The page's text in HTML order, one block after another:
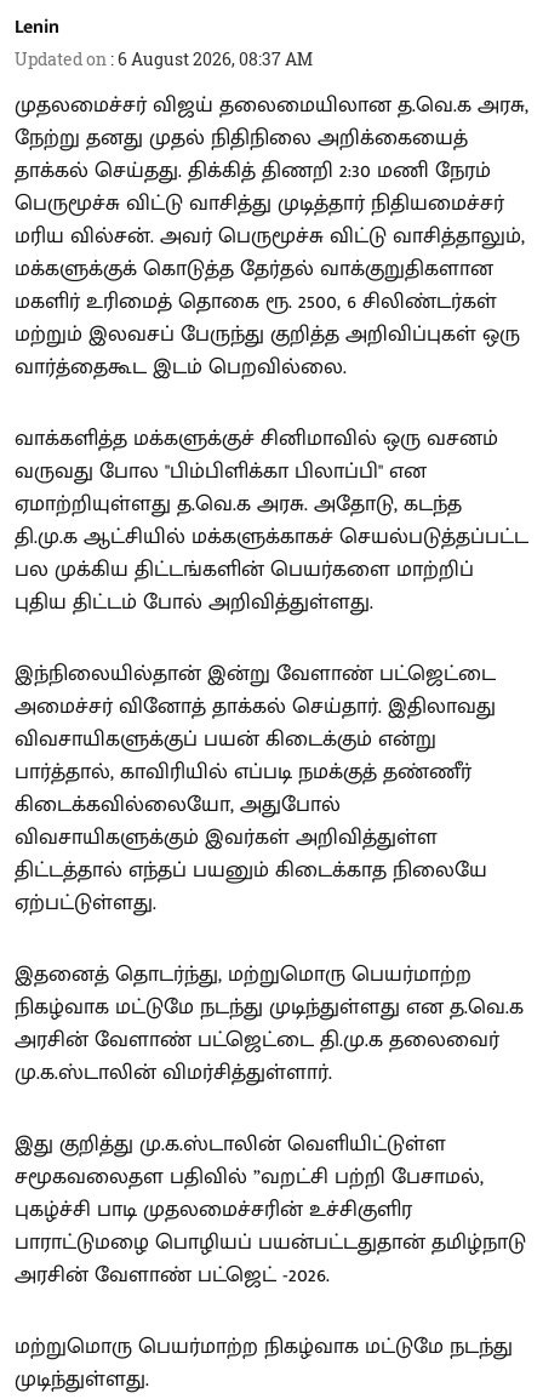
Lenin
Updated on :6 August 2026, 08:37 AM
முதலமைச்சர் விஜய் தலைமையிலான த.வெ.க அரசு,
நேற்று தனது முதல் நிதிநிலை அறிக்கையைத்
தாக்கல் செய்தது. திக்கித் திணறி 2:30 மணி நேரம்
பெருமூச்சு விட்டு வாசித்து முடித்தார் நிதியமைச்சர்
மரிய வில்சன். அவர் பெருமூச்சு விட்டு வாசித்தாலும்,
மக்களுக்குக் கொடுத்த தேர்தல் வாக்குறுதிகளான
மகளிர் உரிமைத் தொகை ரூ. 2500, 6 சிலிண்டர்கள்
மற்றும் இலவசப் பேருந்து குறித்த அறிவிப்புகள் ஒரு
வார்த்தைகூட இடம் பெறவில்லை.
வாக்களித்த மக்களுக்குச் சினிமாவில் ஒரு வசனம்
வருவது போல "பிம்பிளிக்கா பிலாப்பி" என
ஏமாற்றியுள்ளது த.வெ.க அரசு. அதோடு, கடந்த
தி.மு.க ஆட்சியில் மக்களுக்காகச் செயல்படுத்தப்பட்ட
பல முக்கிய திட்டங்களின் பெயர்களை மாற்றிப்
புதிய திட்டம் போல் அறிவித்துள்ளது.
இந்நிலையில்தான் இன்று வேளாண் பட்ஜெட்டை
அமைச்சர் வினோத் தாக்கல் செய்தார். இதிலாவது
விவசாயிகளுக்குப் பயன் கிடைக்கும் என்று
பார்த்தால், காவிரியில் எப்படி நமக்குத் தண்ணீர்
கிடைக்கவில்லையோ, அதுபோல்
விவசாயிகளுக்கும் இவர்கள் அறிவித்துள்ள
திட்டத்தால் எந்தப் பயனும் கிடைக்காத நிலையே
ஏற்பட்டுள்ளது.
இதனைத் தொடர்ந்து, மற்றுமொரு பெயர்மாற்ற
நிகழ்வாக மட்டுமே நடந்து முடிந்துள்ளது என த.வெ.க
அரசின் வேளாண் பட்ஜெட்டை தி.மு.க தலைவைர்
மு.க.ஸ்டாலின் விமர்சித்துள்ளார்.
இது குறித்து மு.க.ஸ்டாலின் வெளியிட்டுள்ள
சமூகவலைதள பதிவில் ”வறட்சி பற்றி பேசாமல்,
புகழ்ச்சி பாடி முதலமைச்சரின் உச்சிகுளிர
பாராட்டுமழை பொழியப் பயன்பட்டதுதான் தமிழ்நாடு
அரசின் வேளாண் பட்ஜெட் -2026.
மற்றுமொரு பெயர்மாற்ற நிகழ்வாக மட்டுமே நடந்து
முடிந்துள்ளது.